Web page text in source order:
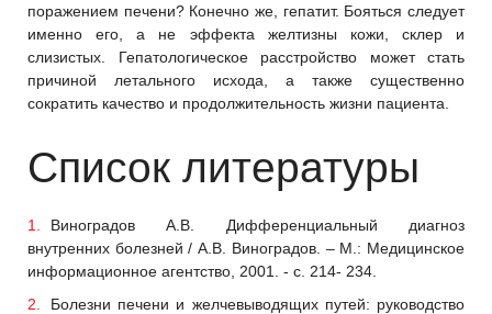
поражением печени? Конечно же, гепатит. Бояться следует
именно его, а не эффекта желтизны кожи, склер и
слизистых. Гепатологическое расстройство может стать
причиной летального исхода, а также существенно
сократить качество и продолжительность жизни пациента.
Список литературы
Виноградов А.В. Дифференциальный диагноз
внутренних болезней / А.В. Виноградов. – М.: Медицинское
информационное агентство, 2001. - с. 214- 234.
Болезни печени и желчевыводящих путей: руководство